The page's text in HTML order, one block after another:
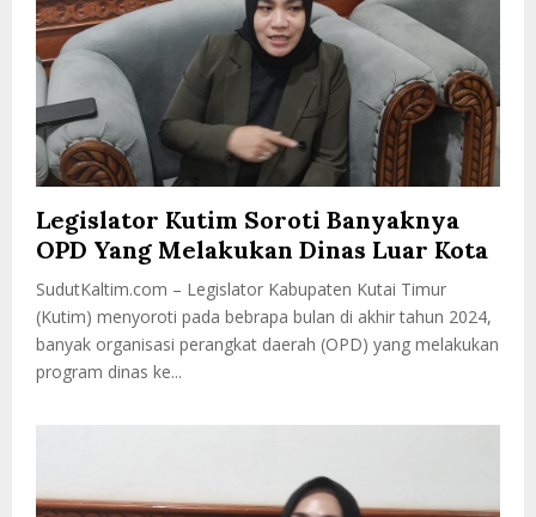
Legislator Kutim Soroti Banyaknya
OPD Yang Melakukan Dinas Luar Kota
SudutKaltim.com – Legislator Kabupaten Kutai Timur
(Kutim) menyoroti pada bebrapa bulan di akhir tahun 2024,
banyak organisasi perangkat daerah (OPD) yang melakukan
program dinas ke...